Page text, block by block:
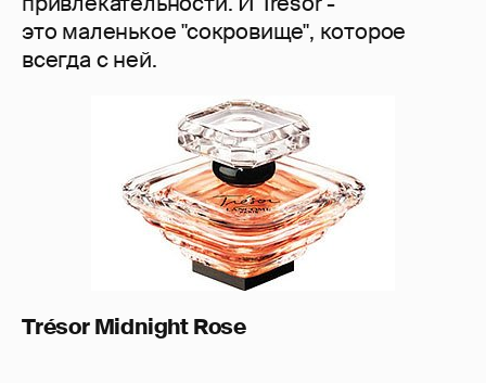
это маленькое "сокровище", которое
всегда с ней.
TrésorMidnightRose